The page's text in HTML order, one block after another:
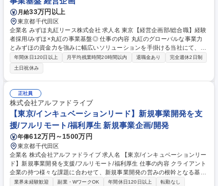
月給33万円以上
東京都千代田区
企業名 みずほ丸紅リース株式会社 求人名 東京【経営企画部/総合職】経験
者採用/みずほ×丸紅の事業基盤◎ 仕事の内容 丸紅のグローバルな事業力
とみずほの資金力を強みに幅広いソリューションを手掛ける当社にて、経
営課題の分析や中期経営計画の策定・推進等を担う体制の強化を図るた
め、同業務の経験を有する人材を募集します。 総合企画部は経営計画の策
定・推進、経営管理の高度化、リスク管理・ガバナンス強化等の幅広い業
務を担っています。 【業務詳細】▼中期経営計画・年度計画の策定および
進捗管理▼予算作成、業績管理、経営分析▼取締役会や経営会議等の会議
体運営、株主対応▼グループ会社管理およびガバナンス体制の整備・強化
▼全社横断プロジェクトの企画・推進▼リスク管理およびコンプライアン
ス関連業務 募集職種 東京【経営企画部/総合職】経験者採用/みずほ×丸紅
の事業基盤◎
年間休日120日以上 月平均残業時間20時間以内 退職金あり
完全週休2日制
土日祝休み
正社員
株式会社アルファドライブ
【東京/インキュベーションリード】新規事業開発を支
援/フルリモート/福利厚生 新規事業企画/開発
年俸612万円～1500万円
東京都千代田区
企業名 株式会社アルファドライブ 求人名 【東京/インキュベーションリー
ド】新規事業開発を支援/フルリモート/福利厚生 仕事の内容 クライアント
企業の持つ様々な課題に合わせて、新規事業開発の営みの根幹となる基盤/
制度設計から関わり、新規事業アイデアを生み出し、実際に事業化を成し
業界未経験歓迎 副業・WワークOK 年間休日120日以上
転勤なし